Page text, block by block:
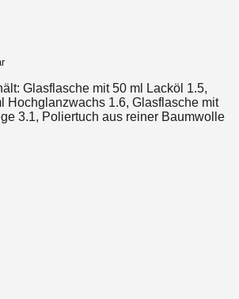
Glasflasche mit 50 ml Lacköl 1.5,
Hochglanzwachs 1.6, Glasflasche mit
3.1, Poliertuch aus reiner Baumwolle